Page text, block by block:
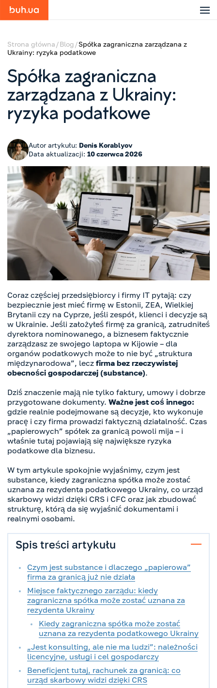
Strona główna Blog
Spółka zagraniczna zarządzana z
Ukrainy: ryzyka podatkowe
Spółka zagraniczna
zarządzana z Ukrainy:
ryzyka podatkowe
Autor artykułu: Denis Korablyov
Data aktualizacji: 10 czerwca 2026
Coraz częściej przedsiębiorcy i firmy IT pytają: czy
bezpiecznie jest mieć firmę w Estonii, ZEA, Wielkiej
Brytanii czy na Cyprze, jeśli zespół, klienci i decyzje są
w Ukrainie. Jeśli założyłeś firmę za granicą, zatrudniłeś
dyrektora nominowanego, a biznesem faktycznie
zarządzasz ze swojego laptopa w Kijowie – dla
organów podatkowych może to nie być „struktura
międzynarodowa”, lecz firma bez rzeczywistej
obecności gospodarczej (substance).
Dziś znaczenie mają nie tylko faktury, umowy i dobrze
przygotowane dokumenty. Ważne jest coś innego:
gdzie realnie podejmowane są decyzje, kto wykonuje
pracę i czy firma prowadzi faktyczną działalność. Czas
„papierowych” spółek za granicą powoli mija – i
właśnie tutaj pojawiają się największe ryzyka
podatkowe dla biznesu.
W tym artykule spokojnie wyjaśnimy, czym jest
substance, kiedy zagraniczna spółka może zostać
uznana za rezydenta podatkowego Ukrainy, co urząd
skarbowy widzi dzięki CRS i CFC oraz jak zbudować
strukturę, którą da się wyjaśnić dokumentami i
realnymi osobami.
Spis treści artykułu
Czym jest substance i dlaczego „papierowa”
firma za granicą już nie działa
Miejsce faktycznego zarządu: kiedy
zagraniczna spółka może zostać uznana za
rezydenta Ukrainy
Kiedy zagraniczna spółka może zostać
uznana za rezydenta podatkowego Ukrainy
„Jest konsulting, ale nie ma ludzi”: należności
licencyjne, usługi i cel gospodarczy
Beneficjent tutaj, rachunek za granicą: co
urząd skarbowy widzi dzięki CRS